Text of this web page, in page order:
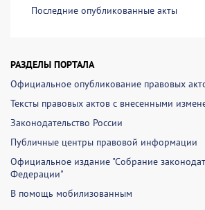
Последние опубликованные акты
РАЗДЕЛЫ ПОРТАЛА
Официальное опубликование правовых
Тексты правовых актов с внесенными
Законодательство России
Публичные центры правовой информации
Официальное издание "Собрание
Федерации"
В помощь мобилизованным